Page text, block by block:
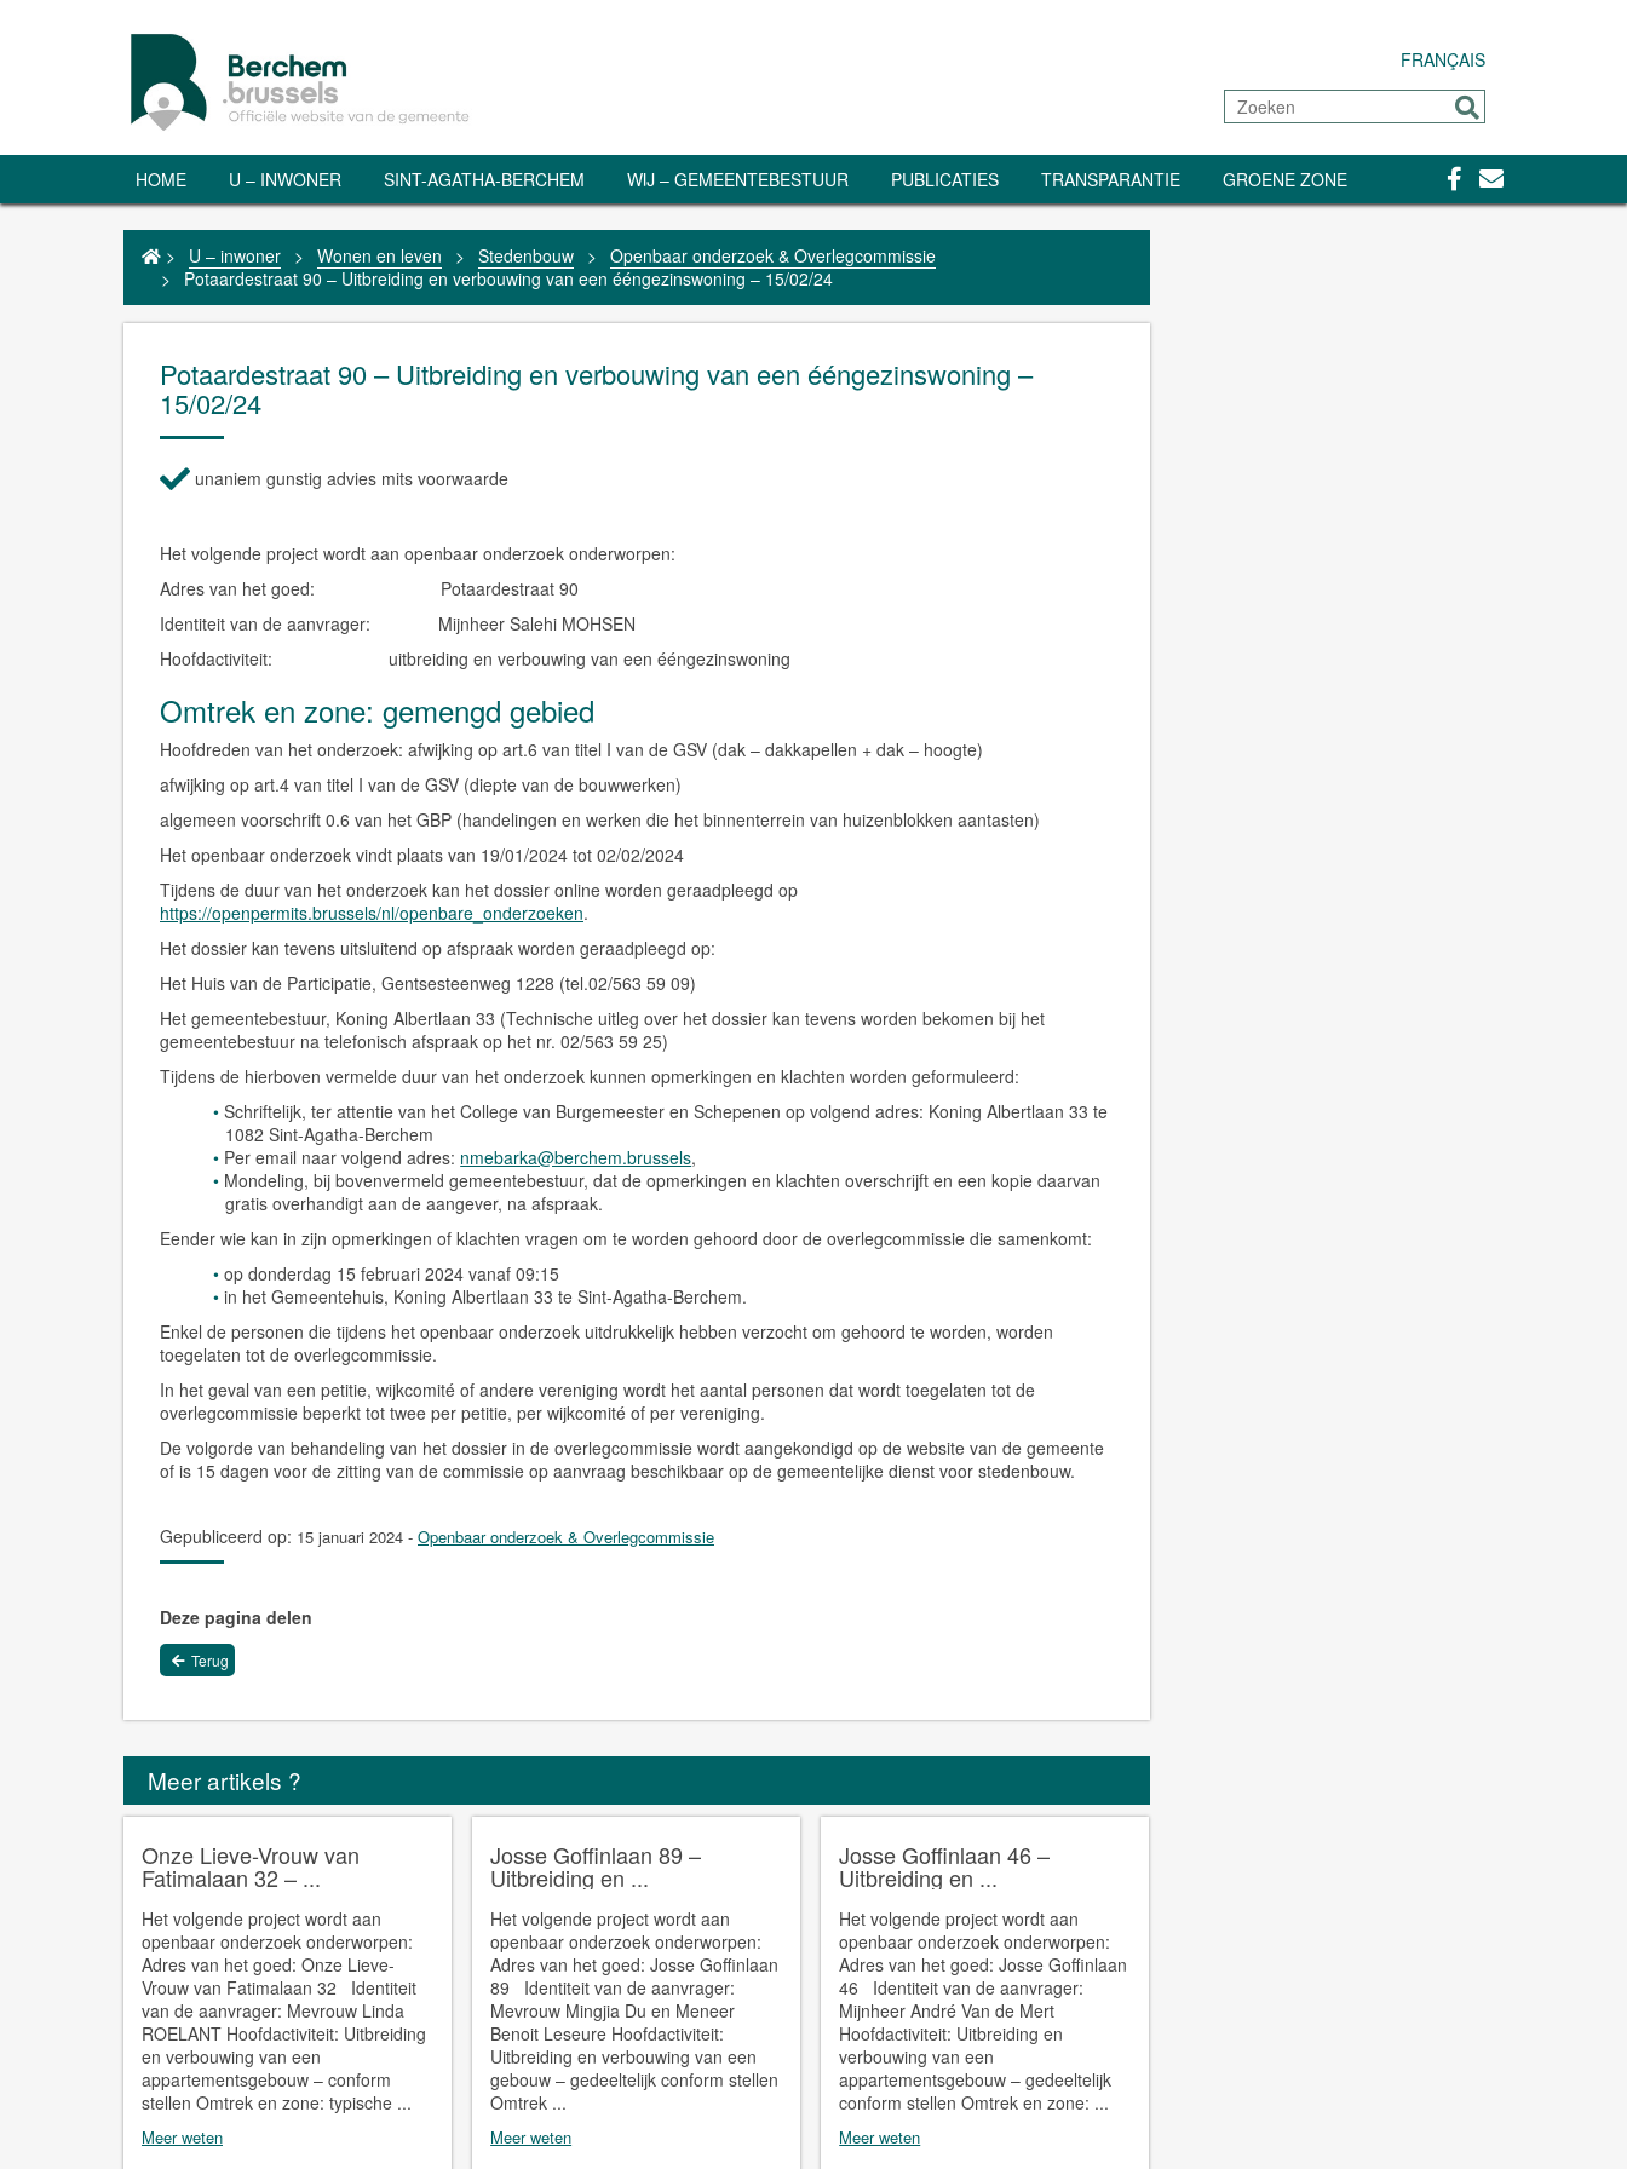
FRANÇAIS
Zoeken
Sturen
HOME U – INWONER SINT-AGATHA-BERCHEM WIJ – GEMEENTEBESTUUR PUBLICATIES TRANSPARANTIE GROENE ZONE Facebook
Contact
> U – inwoner > Wonen en leven > Stedenbouw > Openbaar onderzoek & Overlegcommissie
>
Potaardestraat 90 – Uitbreiding en verbouwing van een ééngezinswoning – 15/02/24
Potaardestraat 90 – Uitbreiding en verbouwing van een ééngezinswoning –
15/02/24
unaniem gunstig advies mits voorwaarde
Het volgende project wordt aan openbaar onderzoek onderworpen:
Adres van het goed: Potaardestraat 90
Identiteit van de aanvrager:
Mijnheer Salehi MOHSEN
Hoofdactiviteit: uitbreiding en verbouwing van een ééngezinswoning
Omtrek en zone: gemengd gebied
Hoofdreden van het onderzoek: afwijking op art.6 van titel I van de GSV (dak – dakkapellen + dak – hoogte)
afwijking op art.4 van titel I van de GSV (diepte van de bouwwerken)
algemeen voorschrift 0.6 van het GBP (handelingen en werken die het binnenterrein van huizenblokken aantasten)
Het openbaar onderzoek vindt plaats van 19/01/2024 tot 02/02/2024
Tijdens de duur van het onderzoek kan het dossier online worden geraadpleegd op
https://openpermits.brussels/nl/openbare_onderzoeken.
Het dossier kan tevens uitsluitend op afspraak worden geraadpleegd op:
Het Huis van de Participatie, Gentsesteenweg 1228 (tel.02/563 59 09)
Het gemeentebestuur, Koning Albertlaan 33 (Technische uitleg over het dossier kan tevens worden bekomen bij het
gemeentebestuur na telefonisch afspraak op het nr. 02/563 59 25)
Tijdens de hierboven vermelde duur van het onderzoek kunnen opmerkingen en klachten worden geformuleerd:
Schriftelijk, ter attentie van het College van Burgemeester en Schepenen op volgend adres: Koning Albertlaan 33 te
1082 Sint-Agatha-Berchem
Per email naar volgend adres: nmebarka@berchem.brussels,
Mondeling, bij bovenvermeld gemeentebestuur, dat de opmerkingen en klachten overschrijft en een kopie daarvan
gratis overhandigt aan de aangever, na afspraak.
Eender wie kan in zijn opmerkingen of klachten vragen om te worden gehoord door de overlegcommissie die samenkomt:
op donderdag 15 februari 2024 vanaf 09:15
in het Gemeentehuis, Koning Albertlaan 33 te Sint-Agatha-Berchem.
Enkel de personen die tijdens het openbaar onderzoek uitdrukkelijk hebben verzocht om gehoord te worden, worden
toegelaten tot de overlegcommissie.
In het geval van een petitie, wijkcomité of andere vereniging wordt het aantal personen dat wordt toegelaten tot de
overlegcommissie beperkt tot twee per petitie, per wijkcomité of per vereniging.
De volgorde van behandeling van het dossier in de overlegcommissie wordt aangekondigd op de website van de gemeente
of is 15 dagen voor de zitting van de commissie op aanvraag beschikbaar op de gemeentelijke dienst voor stedenbouw.
Gepubliceerd op: 15 januari 2024 - Openbaar onderzoek & Overlegcommissie
Deze pagina delen
Terug
Meer artikels ?
Onze Lieve-Vrouw van
Fatimalaan 32 – ...
Het volgende project wordt aan
openbaar onderzoek onderworpen:
Adres van het goed: Onze Lieve-
Vrouw van Fatimalaan 32 Identiteit
van de aanvrager: Mevrouw Linda
ROELANT Hoofdactiviteit: Uitbreiding
en verbouwing van een
appartementsgebouw – conform
stellen Omtrek en zone: typische ...
Meer weten
Josse Goffinlaan 89 –
Uitbreiding en ...
Het volgende project wordt aan
openbaar onderzoek onderworpen:
Adres van het goed: Josse Goffinlaan
89 Identiteit van de aanvrager:
Mevrouw Mingjia Du en Meneer
Benoit Leseure Hoofdactiviteit:
Uitbreiding en verbouwing van een
gebouw – gedeeltelijk conform stellen
Omtrek ...
Meer weten
Josse Goffinlaan 46 –
Uitbreiding en ...
Het volgende project wordt aan
openbaar onderzoek onderworpen:
Adres van het goed: Josse Goffinlaan
46 Identiteit van de aanvrager:
Mijnheer André Van de Mert
Hoofdactiviteit: Uitbreiding en
verbouwing van een
appartementsgebouw – gedeeltelijk
conform stellen Omtrek en zone: ...
Meer weten